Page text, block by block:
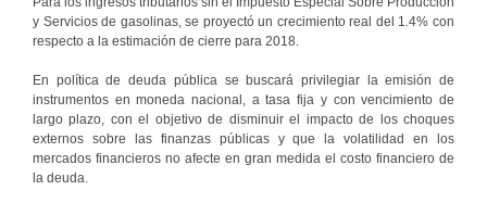
y Servicios de gasolinas, se proyectó un crecimiento real del 1.4% con
respecto a la estimación de cierre para 2018.
En política de deuda pública se buscará privilegiar la emisión de
instrumentos en moneda nacional, a tasa fija y con vencimiento de
largo plazo, con el objetivo de disminuir el impacto de los choques
externos sobre las finanzas públicas y que la volatilidad en los
mercados financieros no afecte en gran medida el costo financiero de
la deuda.